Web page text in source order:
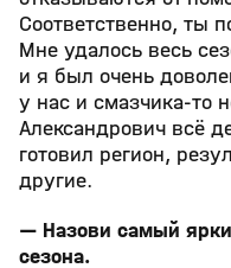
Соответственно, ты
Мне удалось весь
и я был очень
у нас и смазчика-то
Александрович всё
готовил регион,
другие.
— Назови самый
сезона.